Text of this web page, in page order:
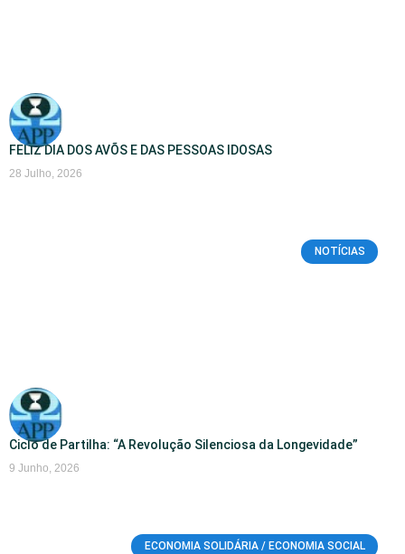
FELIZ DIA DOS AVÕS E DAS PESSOAS IDOSAS
28 Julho, 2026
NOTÍCIAS
Ciclo de Partilha: “A Revolução Silenciosa da Longevidade”
9 Junho, 2026
ECONOMIA SOLIDÁRIA / ECONOMIA SOCIAL